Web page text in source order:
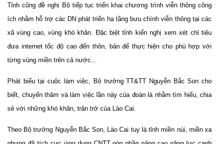
Tỉnh cũng đề nghị Bộ tiếp tục triển khai chương trình viễn thông công
ích nhằm hỗ trợ các DN phát triển hạ tầng bưu chính viễn thông tại các
xã vùng cao, vùng khó khăn. Đặc biệt tỉnh kiến nghị xem xét chỉ tiêu
đưa internet tốc độ cao đến thôn, bản để thực hiện cho phù hợp với
từng vùng miền trên cả nước...
Phát biểu tại cuộc làm việc, Bộ trưởng TT&TT Nguyễn Bắc Son cho
biết, chuyến thăm và làm việc lần này của đoàn là nhằm tìm hiểu, chia
sẻ với những khó khăn, trăn trở của Lào Cai.
Theo Bộ trưởng Nguyễn Bắc Son, Lào Cai tuy là tỉnh miền núi, miền xa